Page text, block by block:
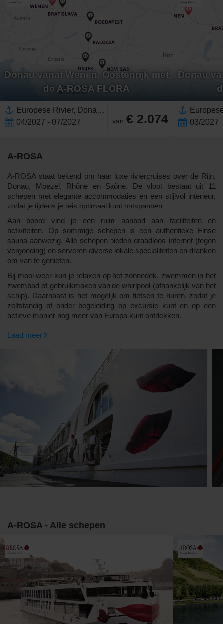
Donau vanaf Wenen, Oostenrijk met
de A-ROSA FLORA
Europese Rivier, Donau,Europa,Oost-Europa,Hongarije,Servië,Kroatië,Slowakije,Oostenrijk,West-Europa
04/2027 - 07/2027
van € 2.074
Donau
03/2027
A-ROSA
A-ROSA staat bekend om haar luxe riviercruises over de Rijn,
Donau, Moezel, Rhône en Saône. De vloot bestaat uit 11
schepen met elegante accommodaties en een stijlvol interieur,
zodat je tijdens je reis optimaal kunt ontspannen.
Aan boord vind je een ruim aanbod aan faciliteiten en
activiteiten. Op sommige schepen is een authentieke Finse
sauna aanwezig. Alle schepen bieden draadloos internet (tegen
vergoeding) en serveren diverse lokale specialiteiten en dranken
om van te genieten.
Bij mooi weer kun je relaxen op het zonnedek, zwemmen in het
zwembad of gebruikmaken van de whirlpool (afhankelijk van het
schip). Daarnaast is het mogelijk om fietsen te huren, zodat je
zelfstandig of onder begeleiding op excursie kunt en op een
actieve manier nog meer van Europa kunt ontdekken.
Laad meer
A-ROSA - Alle schepen